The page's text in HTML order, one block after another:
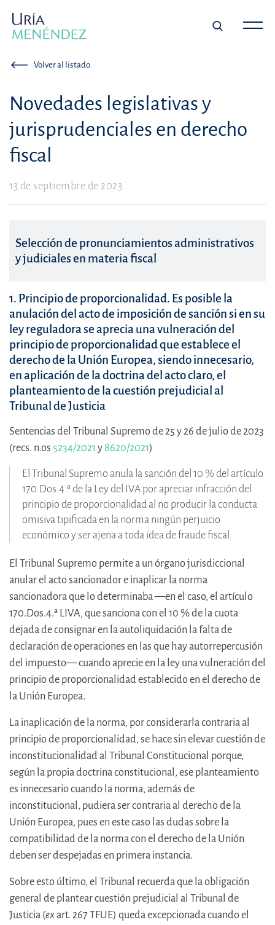
Volver al listado
Novedades legislativas y
jurisprudenciales en derecho
fiscal
13 de septiembre de 2023
Selección de pronunciamientos administrativos
y judiciales en materia fiscal
1. Principio de proporcionalidad. Es posible la
anulación del acto de imposición de sanción si en su
ley reguladora se aprecia una vulneración del
principio de proporcionalidad que establece el
derecho de la Unión Europea, siendo innecesario,
en aplicación de la doctrina del acto claro, el
planteamiento de la cuestión prejudicial al
Tribunal de Justicia
Sentencias del Tribunal Supremo de 25 y 26 de julio de 2023
(recs. n.os 5234/2021 y 8620/2021)
El Tribunal Supremo anula la sanción del 10 % del artículo
170.Dos.4.ª de la Ley del IVA por apreciar infracción del
principio de proporcionalidad al no producir la conducta
omisiva tipificada en la norma ningún perjuicio
económico y ser ajena a toda idea de fraude fiscal.
El Tribunal Supremo permite a un órgano jurisdiccional
anular el acto sancionador e inaplicar la norma
sancionadora que lo determinaba —en el caso, el artículo
170.Dos.4.ª LIVA, que sanciona con el 10 % de la cuota
dejada de consignar en la autoliquidación la falta de
declaración de operaciones en las que hay autorrepercusión
del impuesto— cuando aprecie en la ley una vulneración del
principio de proporcionalidad establecido en el derecho de
la Unión Europea.
La inaplicación de la norma, por considerarla contraria al
principio de proporcionalidad, se hace sin elevar cuestión de
inconstitucionalidad al Tribunal Constitucional porque,
según la propia doctrina constitucional, ese planteamiento
es innecesario cuando la norma, además de
inconstitucional, pudiera ser contraria al derecho de la
Unión Europea, pues en este caso las dudas sobre la
compatibilidad de la norma con el derecho de la Unión
deben ser despejadas en primera instancia.
Sobre esto último, el Tribunal recuerda que la obligación
general de plantear cuestión prejudicial al Tribunal de
Justicia (exart. 267 TFUE) queda excepcionada cuando el